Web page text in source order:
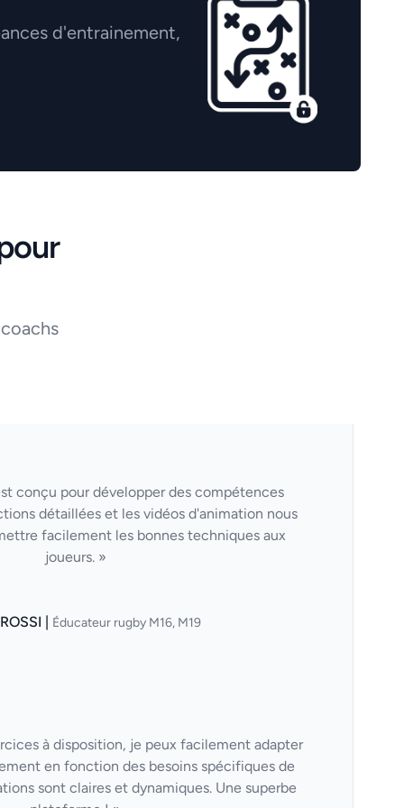
d'entrainement,
conçu pour développer des compétences
détaillées et les vidéos d'animation nous
facilement les bonnes techniques aux
joueurs. »
| Éducateur rugby M16, M19
à disposition, je peux facilement adapter
en fonction des besoins spécifiques de
sont claires et dynamiques. Une superbe